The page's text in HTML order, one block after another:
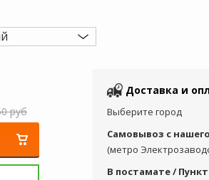
руб
Доставка и
Выберите город
Самовывоз с
(метро
В постамате /